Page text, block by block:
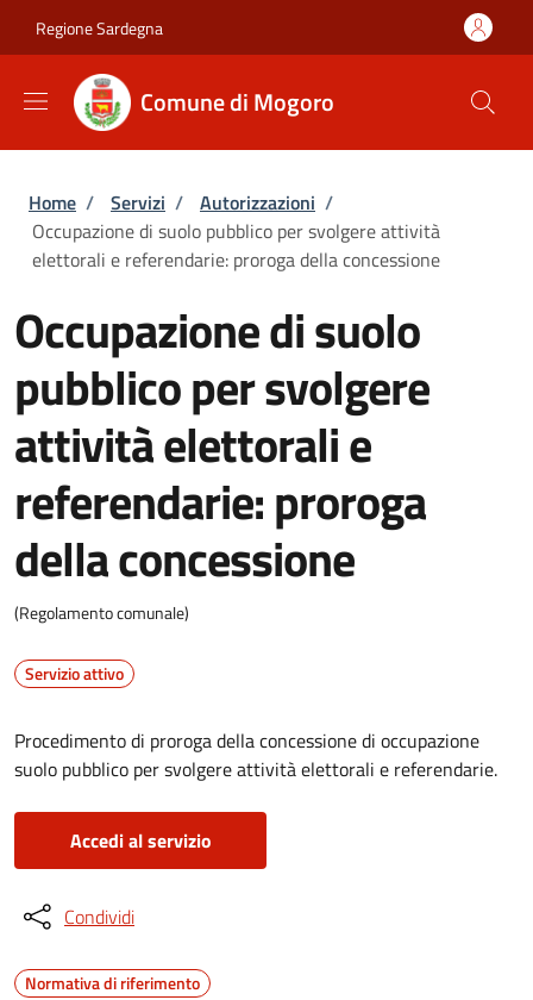
Regione Sardegna
Comune di Mogoro
Briciole di pane
Home / Servizi / Autorizzazioni /
Occupazione di suolo pubblico per svolgere attività
elettorali e referendarie: proroga della concessione
Occupazione di suolo
pubblico per svolgere
attività elettorali e
referendarie: proroga
della concessione
(Regolamento comunale)
Servizio attivo
Procedimento di proroga della concessione di occupazione
suolo pubblico per svolgere attività elettorali e referendarie.
Accedi al servizio
Condividi
Normativa di riferimento